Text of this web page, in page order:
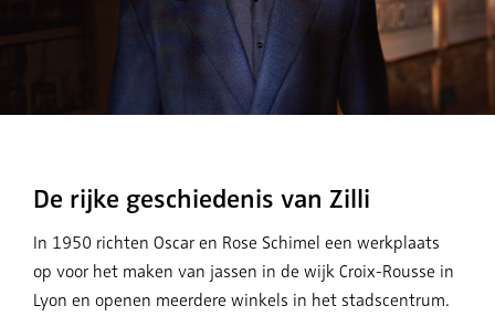
De rijke geschiedenis van Zilli
In 1950 richten Oscar en Rose Schimel een werkplaats
op voor het maken van jassen in de wijk Croix-Rousse in
Lyon en openen meerdere winkels in het stadscentrum.